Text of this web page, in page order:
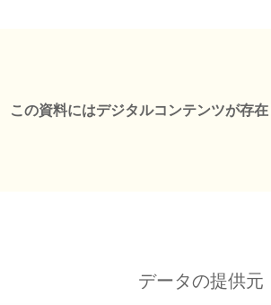
この資料にはデジタルコンテンツが存在
データの提供元